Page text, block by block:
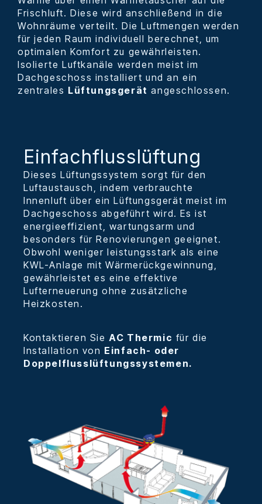
Frischluft. Diese wird anschließend in die
Wohnräume verteilt. Die Luftmengen werden
für jeden Raum individuell berechnet, um
optimalen Komfort zu gewährleisten.
Isolierte Luftkanäle werden meist im
Dachgeschoss installiert und an ein
zentrales Lüftungsgerät angeschlossen.
Einfachflusslüftung
Dieses Lüftungssystem sorgt für den
Luftaustausch, indem verbrauchte
Innenluft über ein Lüftungsgerät meist im
Dachgeschoss abgeführt wird. Es ist
energieeffizient, wartungsarm und
besonders für Renovierungen geeignet.
Obwohl weniger leistungsstark als eine
KWL-Anlage mit Wärmerückgewinnung,
gewährleistet es eine effektive
Lufterneuerung ohne zusätzliche
Heizkosten.
Kontaktieren SieAC Thermic für die
Installation von Einfach- oder
Doppelflusslüftungssystemen.